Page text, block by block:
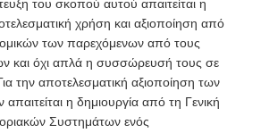
του σκοπού αυτού απαιτείται η
χρήση και αξιοποίηση από
των παρεχόμενων από τους
και όχι απλά η συσσώρευσή τους σε
την αποτελεσματική αξιοποίηση των
η δημιουργία από τη Γενική
Συστημάτων ενός